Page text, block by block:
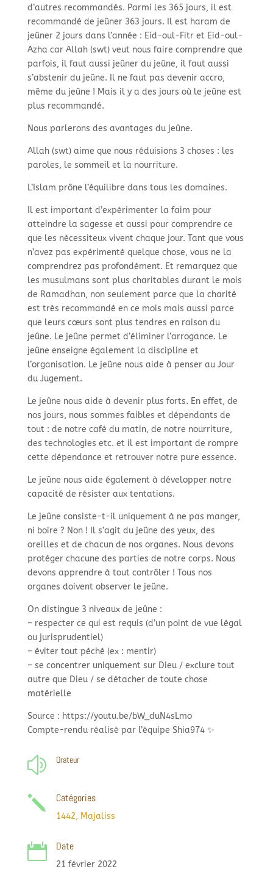
d’autres recommandés. Parmi les 365 jours, il est
recommandé de jeûner 363 jours. Il est haram de
jeûner 2 jours dans l’année : Eid-oul-Fitr et Eid-oul-
Azha car Allah (swt) veut nous faire comprendre que
parfois, il faut aussi jeûner du jeûne, il faut aussi
s’abstenir du jeûne. Il ne faut pas devenir accro,
même du jeûne ! Mais il y a des jours où le jeûne est
plus recommandé.
Nous parlerons des avantages du jeûne.
Allah (swt) aime que nous réduisions 3 choses : les
paroles, le sommeil et la nourriture.
L’Islam prône l’équilibre dans tous les domaines.
Il est important d’expérimenter la faim pour
atteindre la sagesse et aussi pour comprendre ce
que les nécessiteux vivent chaque jour. Tant que vous
n’avez pas expérimenté quelque chose, vous ne la
comprendrez pas profondément. Et remarquez que
les musulmans sont plus charitables durant le mois
de Ramadhan, non seulement parce que la charité
est très recommandé en ce mois mais aussi parce
que leurs cœurs sont plus tendres en raison du
jeûne. Le jeûne permet d’éliminer l’arrogance. Le
jeûne enseigne également la discipline et
l’organisation. Le jeûne nous aide à penser au Jour
du Jugement.
Le jeûne nous aide à devenir plus forts. En effet, de
nos jours, nous sommes faibles et dépendants de
tout : de notre café du matin, de notre nourriture,
des technologies etc. et il est important de rompre
cette dépendance et retrouver notre pure essence.
Le jeûne nous aide également à développer notre
capacité de résister aux tentations.
Le jeûne consiste-t-il uniquement à ne pas manger,
ni boire ? Non ! Il s’agit du jeûne des yeux, des
oreilles et de chacun de nos organes. Nous devons
protéger chacune des parties de notre corps. Nous
devons apprendre à tout contrôler ! Tous nos
organes doivent observer le jeûne.
On distingue 3 niveaux de jeûne :
– respecter ce qui est requis (d’un point de vue légal
ou jurisprudentiel)
– éviter tout péché (ex : mentir)
– se concentrer uniquement sur Dieu / exclure tout
autre que Dieu / se détacher de toute chose
matérielle
Source : https://youtu.be/bW_duN4sLmo
Compte-rendu réalisé par l’équipe Shia974 ✨
z Orateur
j Catégories
1442, Majaliss
 Date
21 février 2022